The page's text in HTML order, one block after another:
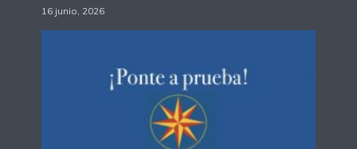
16 junio, 2026